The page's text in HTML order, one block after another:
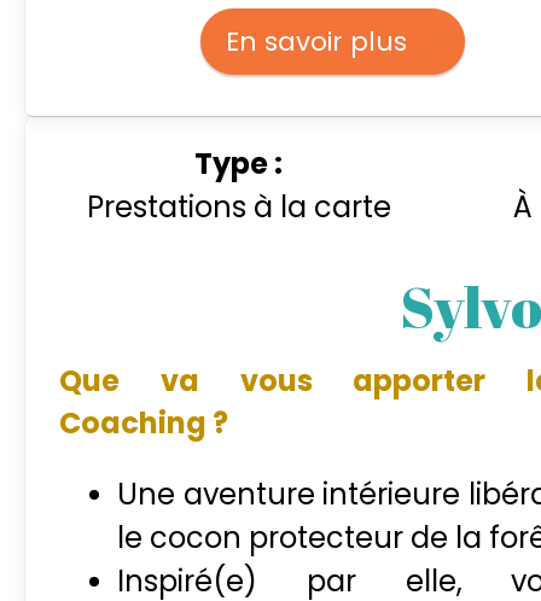
En savoir plus
Type :
Prestations à la carte
Que va vous apporter
Coaching ?
Une aventure intérieure
le cocon protecteur de la
Inspiré(e) par elle,